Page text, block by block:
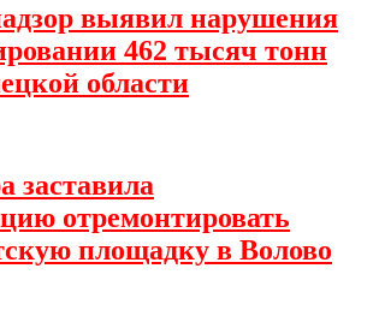
выявил нарушения
462 тысяч тонн
области
заставила
отремонтировать
площадку в Волово